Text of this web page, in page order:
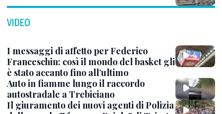
VIDEO
I messaggi di affetto per Federico
Franceschin: così il mondo del basket gli
è stato accanto fino all’ultimo
Auto in fiamme lungo il raccordo
autostradale a Trebiciano
Il giuramento dei nuovi agenti di Polizia